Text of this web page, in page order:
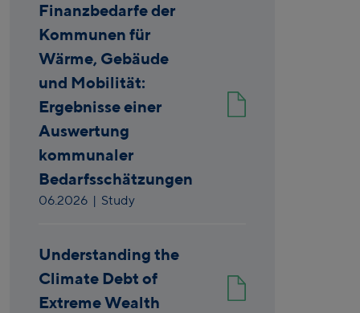
Finanzbedarfe der
Kommunen für
Wärme, Gebäude
und Mobilität:
Ergebnisse einer
Auswertung
kommunaler
Bedarfsschätzungen
06.2026 | Study
Understanding the
Climate Debt of
Extreme Wealth